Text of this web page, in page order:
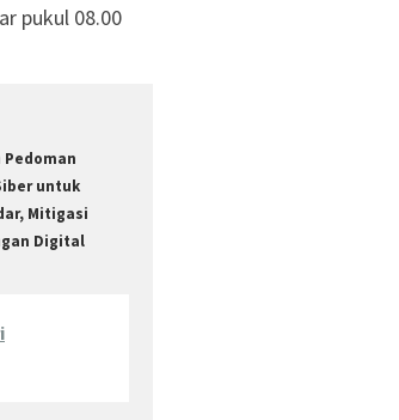
pukul 08.00
Pedoman
untuk
Mitigasi
Digital